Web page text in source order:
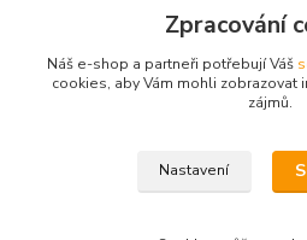
+420 412384749
objednavky@duchodky.cz
Zpracování
Náš e-shop a partneři potřebují Váš
cookies, aby Vám mohli zobrazovat
zájmů.
Nastavení